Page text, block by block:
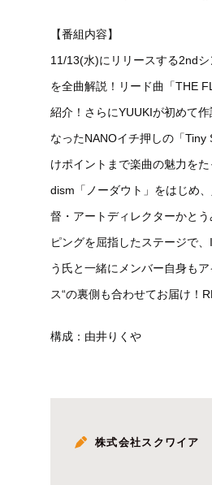
【番組内容】
11/13(水)にリリースする2nd
を全曲解説！リード曲「THE
紹介！さらにYUUKIが初めて
なったNANOイチ押しの「
けポイントまで楽曲の魅力を
dism「ノーダウト」をはじめ
督・アートディレクターかと
ピングを屈指したステージで
う氏と一緒にメンバー自身も
ス“の裏側も合わせてお届け！
構成：由井りくや
株式会社スクワイア